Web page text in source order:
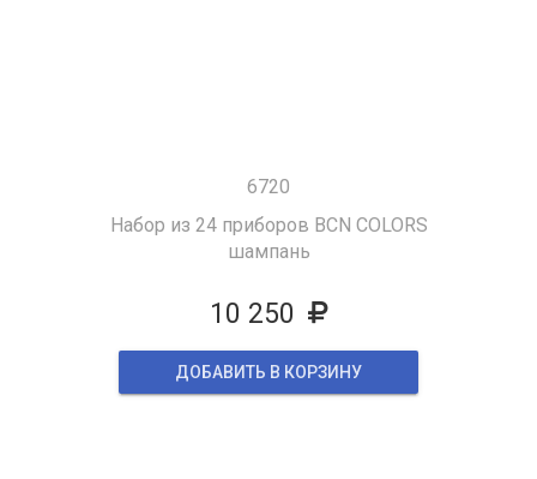
6720
Набор из 24 приборов ВCN COLORS
шампань
10 250
ДОБАВИТЬ В КОРЗИНУ